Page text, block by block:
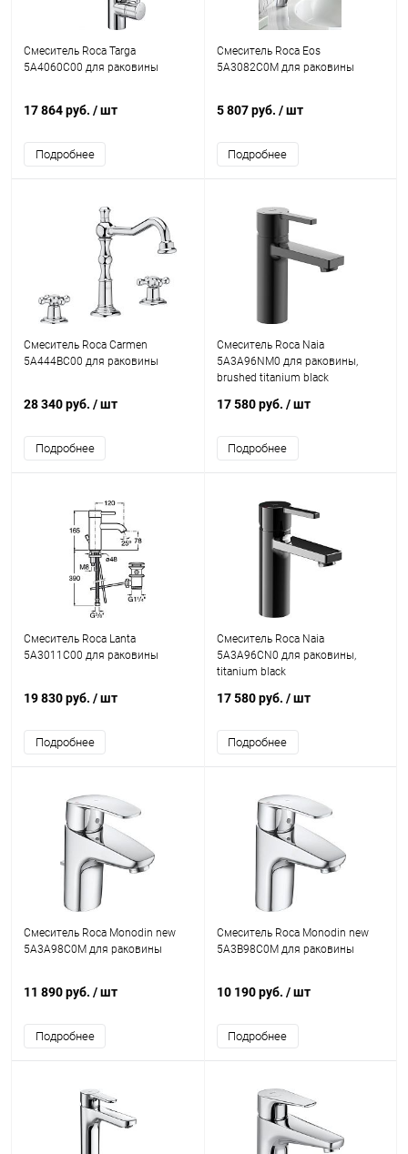
Смеситель Roca Targa
5A4060C00 для раковины
17 864 руб. / шт
Подробнее
Смеситель Roca Eos
5A3082C0M для раковины
5 807 руб. / шт
Подробнее
Смеситель Roca Carmen
5A444BC00 для раковины
28 340 руб. / шт
Подробнее
Смеситель Roca Naia
5A3A96NM0 для раковины,
brushed titanium black
17 580 руб. / шт
Подробнее
Смеситель Roca Lanta
5A3011C00 для раковины
19 830 руб. / шт
Подробнее
Смеситель Roca Naia
5A3A96CN0 для раковины,
titanium black
17 580 руб. / шт
Подробнее
Смеситель Roca Monodin new
5A3A98C0M для раковины
11 890 руб. / шт
Подробнее
Смеситель Roca Monodin new
5A3B98C0M для раковины
10 190 руб. / шт
Подробнее